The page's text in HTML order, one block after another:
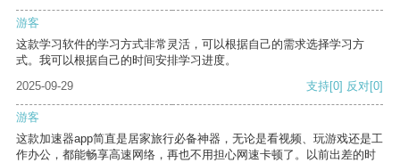
游客
这款学习软件的学习方式非常灵活，可以根据自己的需求选择学习方
式。我可以根据自己的时间安排学习进度。
2025-09-29
支持[0] 反对[0]
游客
这款加速器app简直是居家旅行必备神器，无论是看视频、玩游戏还是工
作办公，都能畅享高速网络，再也不用担心网速卡顿了。以前出差的时